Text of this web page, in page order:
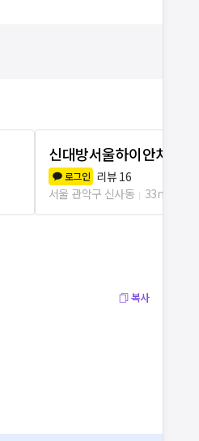
신대방서울하이안치과의원
로그인 리뷰 16
서울 관악구 신사동
33m
복사